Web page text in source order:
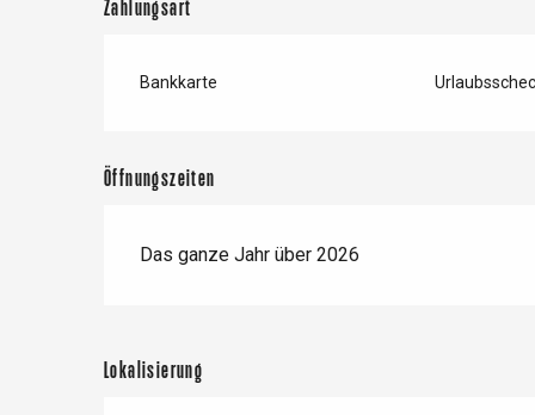
Zahlungsart
Bankkarte
Öffnungszeiten
Das ganze Jahr über 2026
Lokalisierung